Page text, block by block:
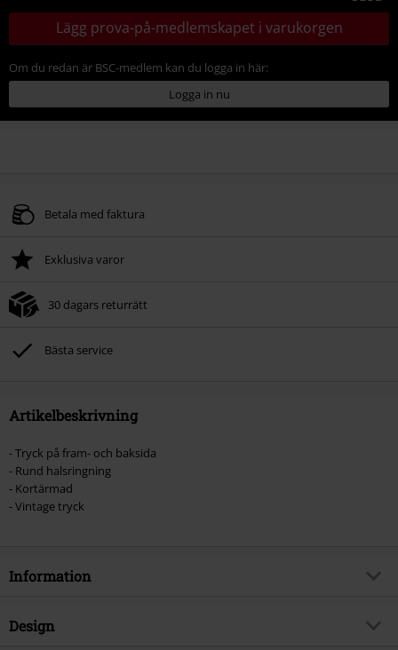
Lägg prova-på-medlemskapet i varukorgen
Om du redan är BSC-medlem kan du logga in här:
Logga in nu
Betala med faktura
Exklusiva varor
30 dagars returrätt
Bästa service
Artikelbeskrivning
- Tryck på fram- och baksida
- Rund halsringning
- Kortärmad
- Vintage tryck
Information
Artikelnummer
Design